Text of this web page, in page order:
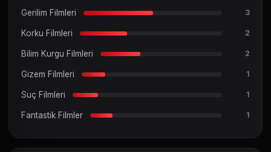
Gerilim Filmleri 3
Korku Filmleri 2
Bilim Kurgu Filmleri 2
Gizem Filmleri 1
Suç Filmleri 1
Fantastik Filmler 1